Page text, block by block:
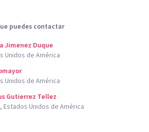
puedes contactar
Jimenez Duque
Unidos de América
Unidos de América
Gutierrez Tellez
Estados Unidos de América